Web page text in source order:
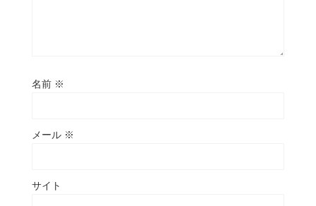
名前 ※
メール ※
サイト